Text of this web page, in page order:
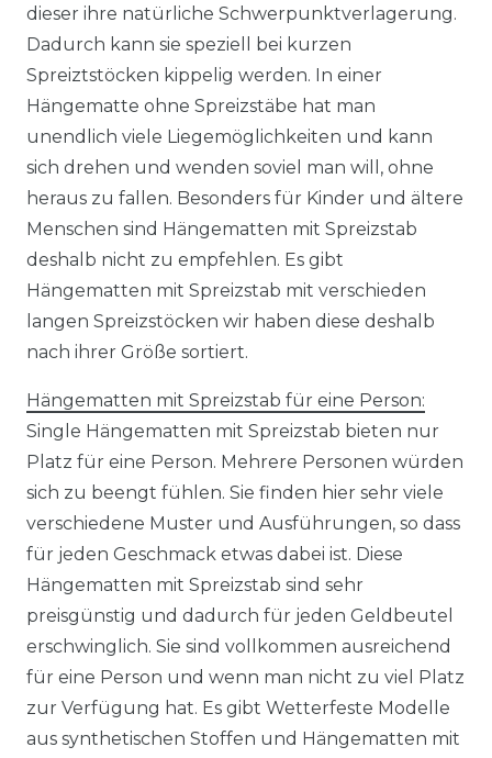
dieser ihre natürliche Schwerpunktverlagerung.
Dadurch kann sie speziell bei kurzen
Spreiztstöcken kippelig werden. In einer
Hängematte ohne Spreizstäbe hat man
unendlich viele Liegemöglichkeiten und kann
sich drehen und wenden soviel man will, ohne
heraus zu fallen. Besonders für Kinder und ältere
Menschen sind Hängematten mit Spreizstab
deshalb nicht zu empfehlen. Es gibt
Hängematten mit Spreizstab mit verschieden
langen Spreizstöcken wir haben diese deshalb
nach ihrer Größe sortiert.
Hängematten mit Spreizstab für eine Person:
Single Hängematten mit Spreizstab bieten nur
Platz für eine Person. Mehrere Personen würden
sich zu beengt fühlen. Sie finden hier sehr viele
verschiedene Muster und Ausführungen, so dass
für jeden Geschmack etwas dabei ist. Diese
Hängematten mit Spreizstab sind sehr
preisgünstig und dadurch für jeden Geldbeutel
erschwinglich. Sie sind vollkommen ausreichend
für eine Person und wenn man nicht zu viel Platz
zur Verfügung hat. Es gibt Wetterfeste Modelle
aus synthetischen Stoffen und Hängematten mit